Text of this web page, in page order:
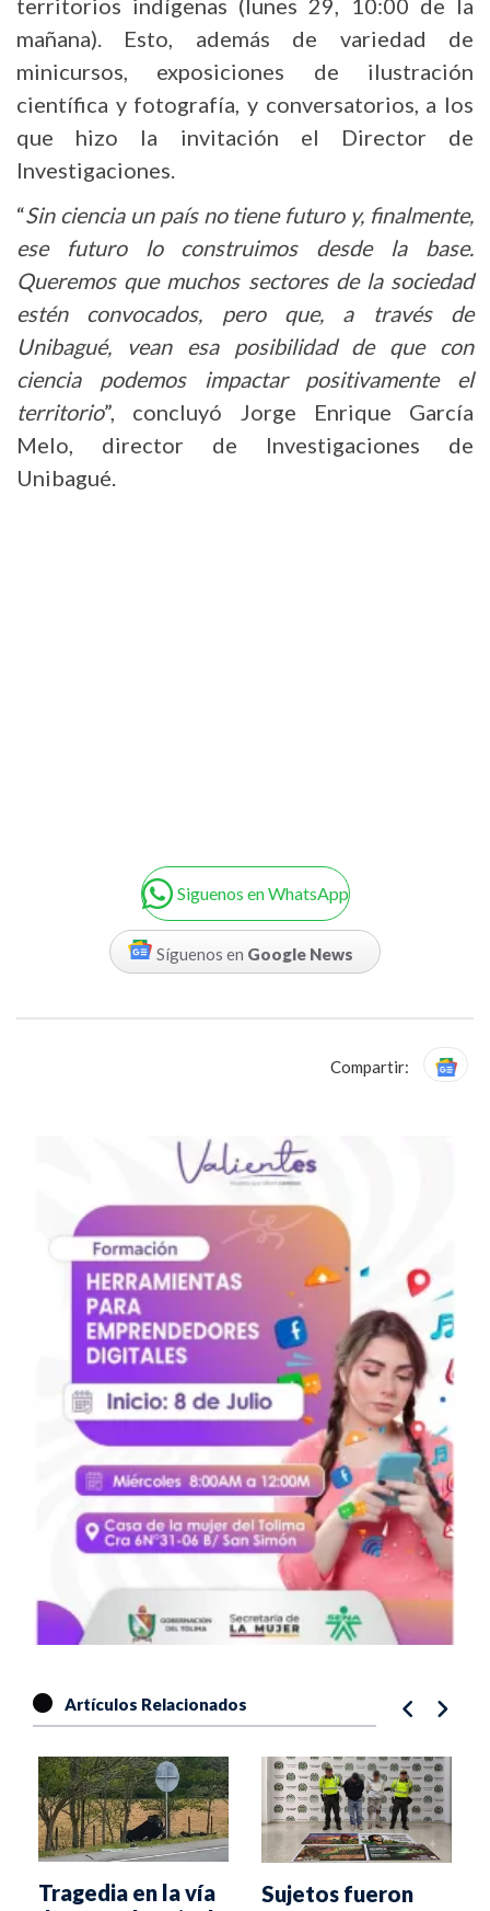
territorios indígenas (lunes 29, 10:00 de la
mañana). Esto, además de variedad de
minicursos, exposiciones de ilustración
científica y fotografía, y conversatorios, a los
que hizo la invitación el Director de
Investigaciones.
“Sin ciencia un país no tiene futuro y, finalmente,
ese futuro lo construimos desde la base.
Queremos que muchos sectores de la sociedad
estén convocados, pero que, a través de
Unibagué, vean esa posibilidad de que con
ciencia podemos impactar positivamente el
territorio”, concluyó Jorge Enrique García
Melo, director de Investigaciones de
Unibagué.
Siguenos en WhatsApp
Síguenos en Google News
Compartir:
Artículos Relacionados
Tragedia en la vía
Sujetos fueron